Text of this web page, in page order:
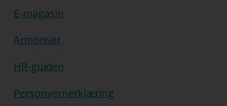
E-magasin
Annonser
HR-guiden
Personvernerklæring